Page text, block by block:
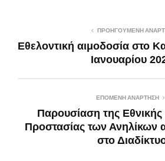
ΠΡΟΗΓΟΎΜΕΝΗ
Εθελοντική αιμοδοσία στο
Ιανουαρίου
ΕΠΌΜΕΝΗ ΑΝΆΡΤΗΣΗ
Παρουσίαση της Εθνικής
Προστασίας των Ανηλίκων
στο